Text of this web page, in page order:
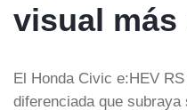
visual
El Honda Civic e:HEV
diferenciada que